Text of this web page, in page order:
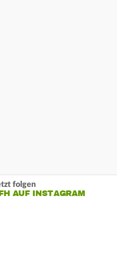
folgen
AUF INSTAGRAM